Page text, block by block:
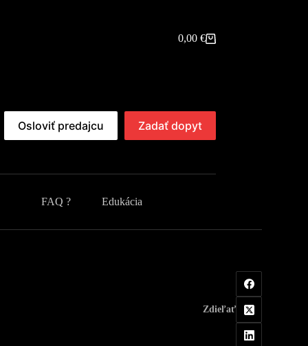
Shopping
0,00 €
Osloviť predajcu Zadať dopyt
FAQ ? Edukácia
Zdieľať